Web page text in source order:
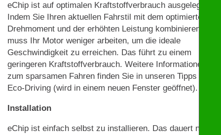
eChip ist auf optimalen Kraftstoffverbrauch ausgelegt.
Indem Sie Ihren aktuellen Fahrstil mit dem optimierten
Drehmoment und der erhöhten Leistung kombinieren,
muss Ihr Motor weniger arbeiten, um die ideale
Geschwindigkeit zu erreichen. Das führt zu einem
geringeren Kraftstoffverbrauch. Weitere Informationen
zum sparsamen Fahren finden Sie in unseren Tipps zu
Eco-Driving (wird in einem neuen Fenster geöffnet).
Installation
eChip ist einfach selbst zu installieren. Das dauert nur